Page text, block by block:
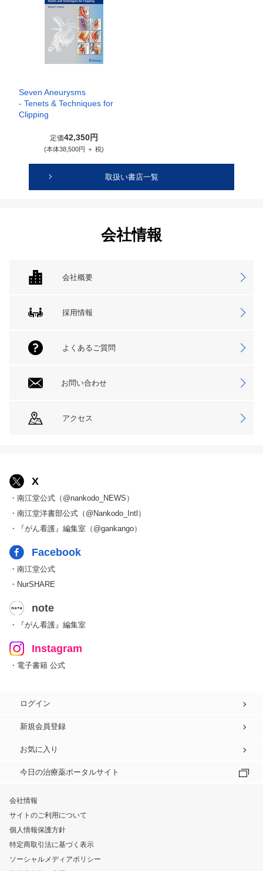
Seven Aneurysms
- Tenets & Techniques for
Clipping
定価42,350円
(本体38,500円 ＋ 税)
取扱い書店一覧
会社情報
会社概要
採用情報
よくあるご質問
お問い合わせ
アクセス
X
・南江堂公式（@nankodo_NEWS）
・南江堂洋書部公式（@Nankodo_Intl）
・『がん看護』編集室（@gankango）
Facebook
・南江堂公式
・NurSHARE
note
・『がん看護』編集室
Instagram
・電子書籍 公式
ログイン
新規会員登録
お気に入り
今日の治療薬ポータルサイト
会社情報
サイトのご利用について
個人情報保護方針
特定商取引法に基づく表示
ソーシャルメディアポリシー